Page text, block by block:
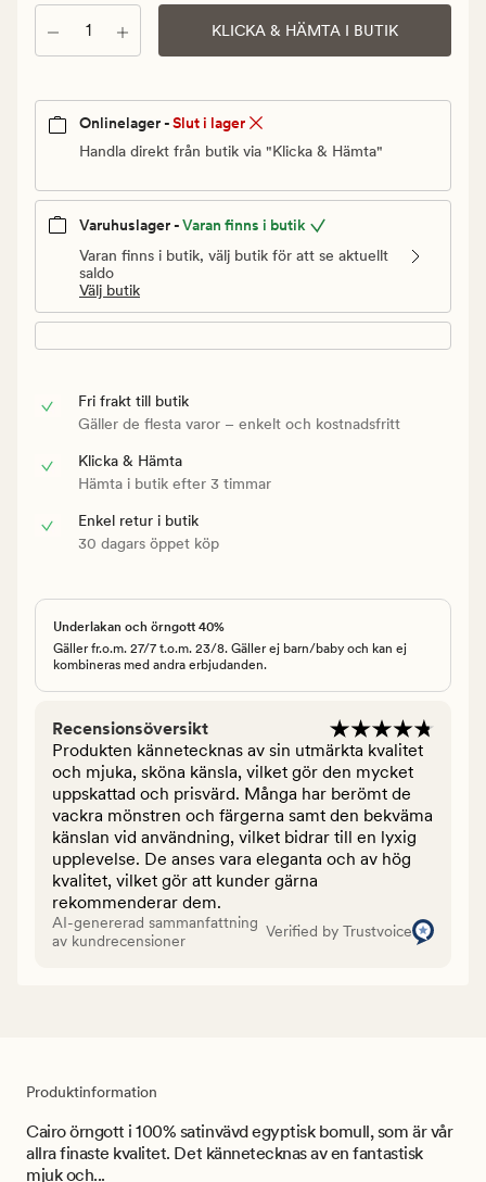
Antal KLICKA & HÄMTA I BUTIK
Onlinelager -Slut i lager
Handla direkt från butik via "Klicka & Hämta"
Varuhuslager -Varan finns i butik
Varan finns i butik, välj butik för att se aktuellt
saldo
Välj butik
Fri frakt till butik
Gäller de flesta varor – enkelt och kostnadsfritt
Klicka & Hämta
Hämta i butik efter 3 timmar
Enkel retur i butik
30 dagars öppet köp
Underlakan och örngott 40%
Gäller fr.o.m. 27/7 t.o.m. 23/8. Gäller ej barn/baby och kan ej
kombineras med andra erbjudanden.
Recensionsöversikt
Produkten kännetecknas av sin utmärkta kvalitet
och mjuka, sköna känsla, vilket gör den mycket
uppskattad och prisvärd. Många har berömt de
vackra mönstren och färgerna samt den bekväma
känslan vid användning, vilket bidrar till en lyxig
upplevelse. De anses vara eleganta och av hög
kvalitet, vilket gör att kunder gärna
rekommenderar dem.
AI-genererad sammanfattning
av kundrecensioner
Verified by Trustvoice
Produktinformation
Cairo örngott i 100% satinvävd egyptisk bomull, som är vår
allra finaste kvalitet. Det kännetecknas av en fantastisk
mjuk och...